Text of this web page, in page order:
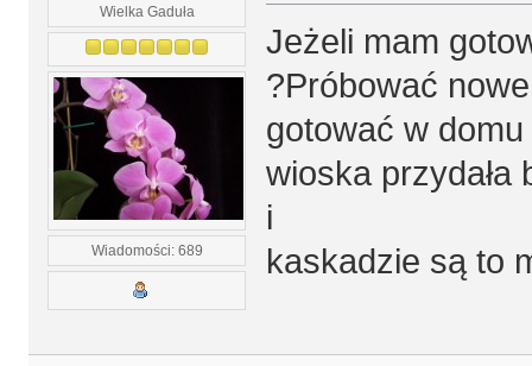
Wielka Gaduła
Wiadomości: 689
Jeżeli mam
?Próbować
gotować w
wioska
i
kaskadzie są to